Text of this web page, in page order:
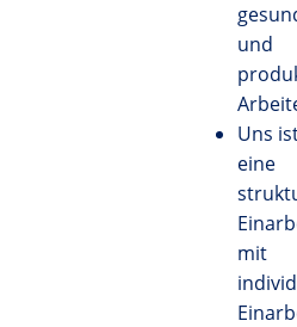
und
Uns
eine
mit